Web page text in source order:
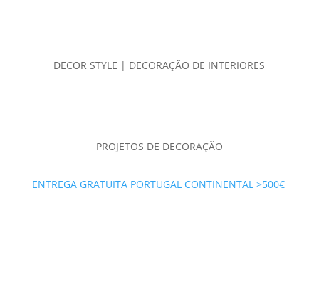
DECOR STYLE | DECORAÇÃO DE INTERIORES
PROJETOS DE DECORAÇÃO
ENTREGA GRATUITA PORTUGAL CONTINENTAL >500€